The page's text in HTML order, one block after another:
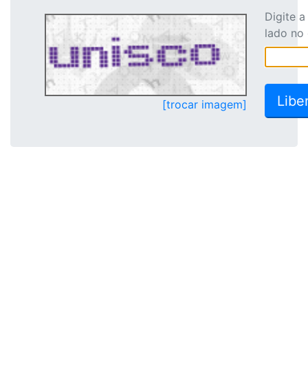
[trocar imagem]
Digite
lado no